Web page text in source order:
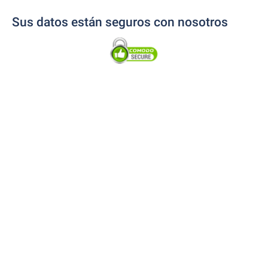
Sus datos están seguros con nosotros